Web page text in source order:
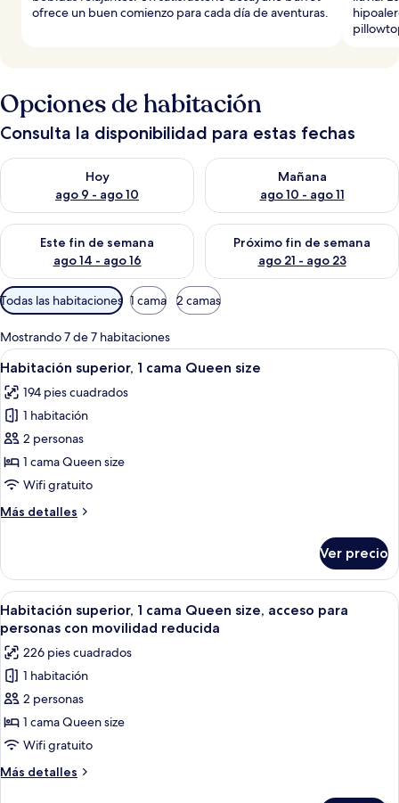
ofrece un buen comienzo para cada día de aventuras.
Opciones de habitación
Consulta la disponibilidad para estas fechas
Hoy
ago 9 - ago 10
Consulta la disponibilidad para hoy ago 9 - ago 10
Mañana
ago 10 - ago 11
Consulta la disponibilidad
Este fin de semana
ago 14 - ago 16
Consulta la disponibilidad para este fin de semana ago 14 -
Próximo fin de semana
ago 21 - ago 23
Consulta la disponibilidad
Filtros
disponibles
para
las
habitaciones
Todas las habitaciones 1 cama 2 camas
Mostrando 7 de 7 habitaciones
Abrir
todas
las
fotos
de
Habitación
superior,
cama
Habitación de hotel con cama, una
4
Habitación superior, 1 cama Queen size
194 pies cuadrados
1 habitación
2 personas
1 cama Queen size
Wifi gratuito
Más detalles
Más
superior,
cama
Queen
size
Ver precio
Abrir
todas
las
fotos
de
Habitación
superior,
1
cama
Queen
Habitación de hotel con una cama
4
Habitación superior, 1 cama Queen size, acceso para
personas con movilidad reducida
226 pies cuadrados
1 habitación
2 personas
1 cama Queen size
Wifi gratuito
Más detalles
Más